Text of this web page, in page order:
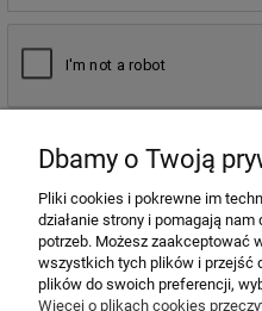
MOJE
Dbamy o Twoją
Pliki cookies i pokrewne im
działanie strony i pomagają
potrzeb. Możesz zaakceptować
wszystkich tych plików i przejść
plików do swoich preferencji,
Więcej o plikach cookies